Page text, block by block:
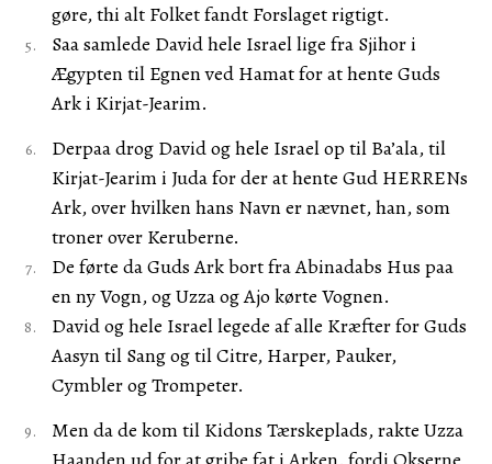
gøre, thi alt Folket fandt Forslaget rigtigt.
Saa samlede David hele Israel lige fra Sjihor i
Ægypten til Egnen ved Hamat for at hente Guds
Ark i Kirjat-Jearim.
Derpaa drog David og hele Israel op til Ba’ala, til
Kirjat-Jearim i Juda for der at hente Gud HERRENs
Ark, over hvilken hans Navn er nævnet, han, som
troner over Keruberne.
De førte da Guds Ark bort fra Abinadabs Hus paa
en ny Vogn, og Uzza og Ajo kørte Vognen.
David og hele Israel legede af alle Kræfter for Guds
Aasyn til Sang og til Citre, Harper, Pauker,
Cymbler og Trompeter.
Men da de kom til Kidons Tærskeplads, rakte Uzza